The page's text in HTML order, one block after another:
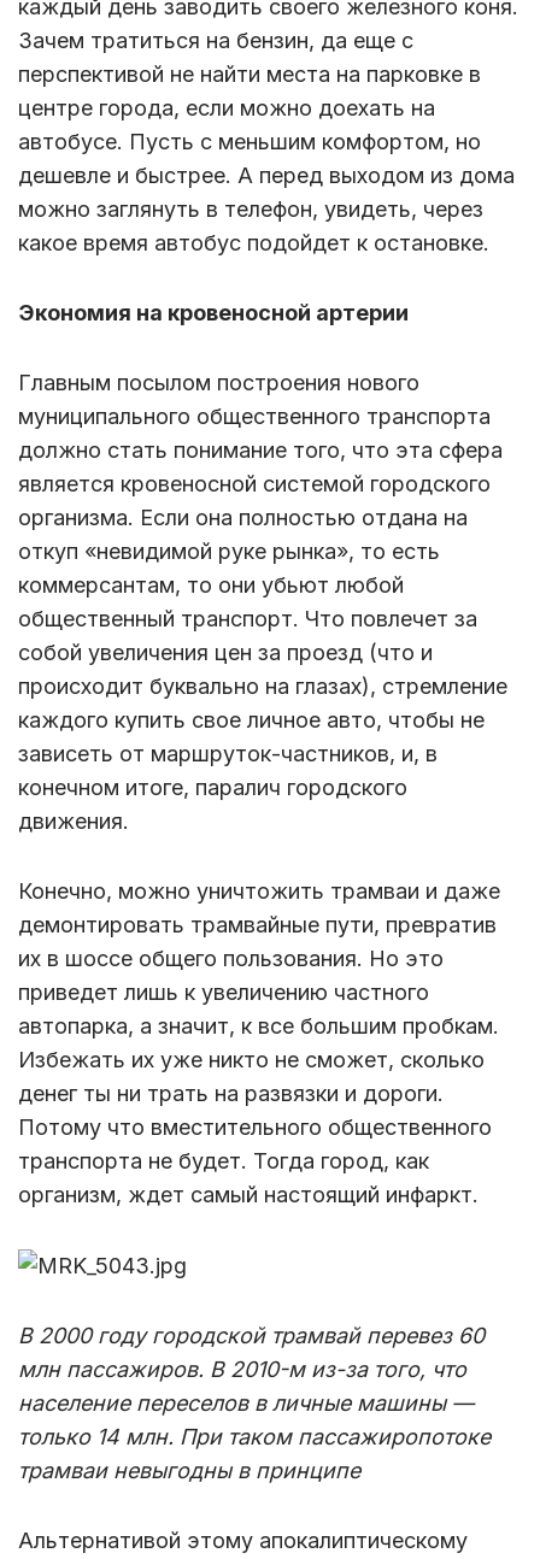
каждый день заводить своего железного коня.
Зачем тратиться на бензин, да еще с
перспективой не найти места на парковке в
центре города, если можно доехать на
автобусе. Пусть с меньшим комфортом, но
дешевле и быстрее. А перед выходом из дома
можно заглянуть в телефон, увидеть, через
какое время автобус подойдет к остановке.
Экономия на кровеносной артерии
Главным посылом построения нового
муниципального общественного транспорта
должно стать понимание того, что эта сфера
является кровеносной системой городского
организма. Если она полностью отдана на
откуп «невидимой руке рынка», то есть
коммерсантам, то они убьют любой
общественный транспорт. Что повлечет за
собой увеличения цен за проезд (что и
происходит буквально на глазах), стремление
каждого купить свое личное авто, чтобы не
зависеть от маршруток-частников, и, в
конечном итоге, паралич городского
движения.
Конечно, можно уничтожить трамваи и даже
демонтировать трамвайные пути, превратив
их в шоссе общего пользования. Но это
приведет лишь к увеличению частного
автопарка, а значит, к все большим пробкам.
Избежать их уже никто не сможет, сколько
денег ты ни трать на развязки и дороги.
Потому что вместительного общественного
транспорта не будет. Тогда город, как
организм, ждет самый настоящий инфаркт.
В 2000 году городской трамвай перевез 60
млн пассажиров. В 2010-м из-за того, что
население переселов в личные машины —
только 14 млн. При таком пассажиропотоке
трамваи невыгодны в принципе
Альтернативой этому апокалиптическому